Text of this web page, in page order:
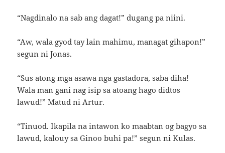
“Nagdinalo na sab ang dagat!” dugang pa niini.
“Aw, wala gyod tay lain mahimu, managat gihapon!”
segun ni Jonas.
“Sus atong mga asawa nga gastadora, saba diha!
Wala man gani nag isip sa atoang hago didtos
lawud!” Matud ni Artur.
“Tinuod. Ikapila na intawon ko maabtan og bagyo sa
lawud, kalouy sa Ginoo buhi pa!” segun ni Kulas.